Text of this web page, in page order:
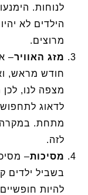
לנוחות.
הילדים לא
מרוצים.
מזג האוויר–
חודש מראש,
מצפה לנו, לכן
לדאוג
מתחת. במקרה
לזה.
מסיכות–
בשביל ילדים
להיות